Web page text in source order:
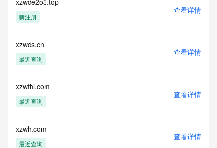
xzwde2o3.top
新注册
查看详情
xzwds.cn
最近查询
查看详情
xzwfhl.com
最近查询
查看详情
xzwh.com
最近查询
查看详情